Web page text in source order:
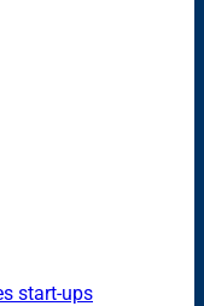
start-ups